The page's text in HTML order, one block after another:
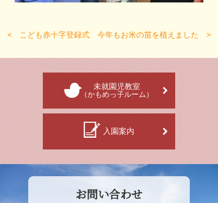
こども赤十字登録式 今年もお米の苗を植えました
未就園児教室
（かもめっ子ルーム）
入園案内
お問い合わせ